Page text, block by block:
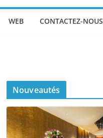
WEB CONTACTEZ-NOUS
Nouveautés